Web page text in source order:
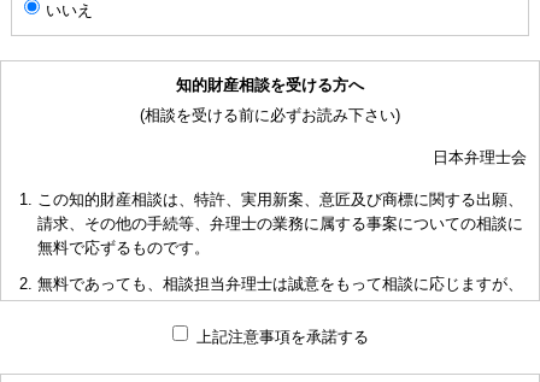
いいえ
知的財産相談を受ける方へ
(相談を受ける前に必ずお読み下さい)
日本弁理士会
この知的財産相談は、特許、実用新案、意匠及び商標に関する出願、
請求、その他の手続等、弁理士の業務に属する事案についての相談に
無料で応ずるものです。
無料であっても、相談担当弁理士は誠意をもって相談に応じますが、
もありますことを予めご了承下さい。
上記注意事項を承諾する